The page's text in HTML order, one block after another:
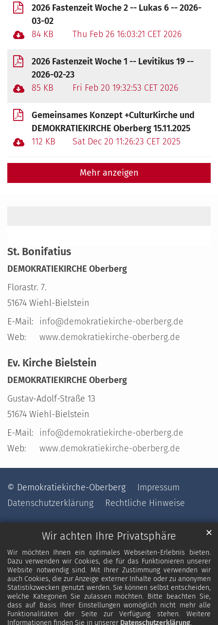
Wir achten Ihre Privatsphäre
Wir möchten Ihnen ein optimales Webseiten-Erlebnis bieten.
Dazu verwenden wir Cookies, die für das Funktionieren unserer
Website notwendig sind. Mit Ihrer Zustimmung verwenden wir
auch Cookies, die zur Anzeige externer Inhalte oder zu anonymen
Statistikzwecken genutzt werden. Sie können selbst entscheiden,
welche Kategorien Sie zulassen möchten. Bitte beachten Sie,
dass auf Basis Ihrer Einstellungen womöglich nicht mehr alle
Funktionalitäten der Seite zur Verfügung stehen. Weitere
Informationen finden Sie in unserer Datenschutzerklärung.
✕
2026 Fastenzeit Woche 2 -- Lukas 6 -- 2026-
03-02
84 KB
Thu Feb 26 16:03:21 CET 2026
2026 Fastenzeit Woche 1 -- Levitikus 19 --
2026-02-23
85 KB
Fri Feb 20 19:32:53 CET 2026
Gemeinsames Konzept +CulturKirche und
DEMOKRATIEKIRCHE Oberberg 15.11.2025
112 KB
Sat Dec 20 11:26:23 CET 2025
Mehr anzeigen
St. Bonifatius
DEMOKRATIEKIRCHE Oberberg
Florastr. 7.
51674 Wiehl-Bielstein
E-Mail:
info@demokratiekirche-oberberg.de
Web:
www.demokratiekirche-oberberg.de
Ev. Kirche Bielstein
DEMOKRATIEKIRCHE Oberberg
Gustav-Adolf-Straße 13
51674 Wiehl-Bielstein
E-Mail:
info@demokratiekirche-oberberg.de
Web:
www.demokratiekirche-oberberg.de
© Demokratiekirche-Oberberg
Impressum
Datenschutzerklärung
Rechtliche Hinweise